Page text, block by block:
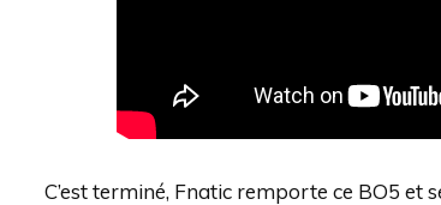
C’est terminé, Fnatic remporte ce BO5